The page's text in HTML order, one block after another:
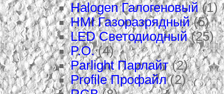
Halogen Галогеновый(1)
HMI Газоразрядный(5)
LED Светодиодный(25)
P.O.(4)
Parlight Парлайт(2)
Profile Профайл(2)